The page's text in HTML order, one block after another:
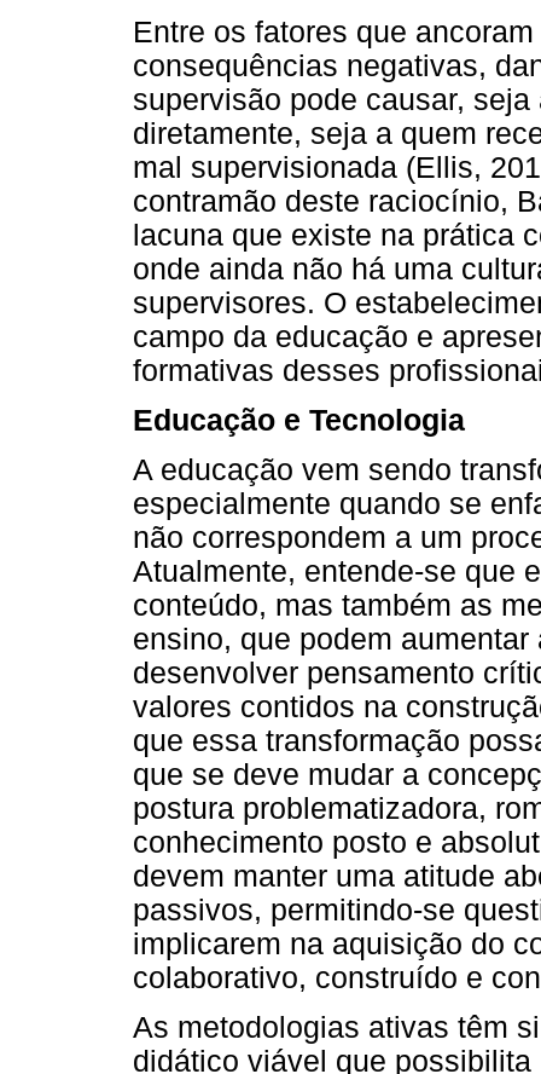
Entre os fatores que
consequências negativas,
supervisão pode causar,
diretamente, seja a quem
mal supervisionada (Ellis,
contramão deste raciocínio,
lacuna que existe na prática
onde ainda não há uma
supervisores. O
campo da educação e
formativas desses
Educação e Tecnologia
A educação vem sendo
especialmente quando se
não correspondem a um
Atualmente, entende-se que
conteúdo, mas também as
ensino, que podem
desenvolver pensamento
valores contidos na
que essa transformação
que se deve mudar a
postura problematizadora,
conhecimento posto e
devem manter uma atitude
passivos, permitindo-se
implicarem na aquisição do
colaborativo, construído e
As metodologias ativas têm
didático viável que